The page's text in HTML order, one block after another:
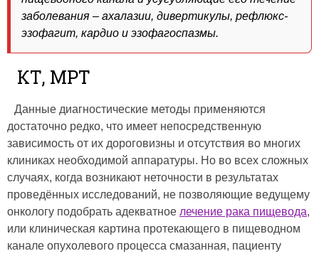
заболевания – ахалазии, дивертикулы, рефлюкс-
эзофагит, кардио и эзофагоспазмы.
КТ, МРТ
Данные диагностические методы применяются
достаточно редко, что имеет непосредственную
зависимость от их дороговизны и отсутствия во многих
клиниках необходимой аппаратуры. Но во всех сложных
случаях, когда возникают неточности в результатах
проведённых исследований, не позволяющие ведущему
онкологу подобрать адекватное лечение рака пищевода,
или клиническая картина протекающего в пищеводном
канале опухолевого процесса смазанная, пациенту